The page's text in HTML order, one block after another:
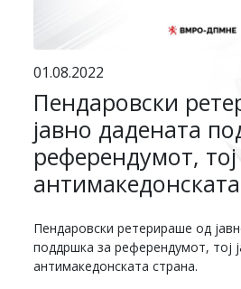
01.08.2022
Пендаровски
јавно дадената
референдумот, тој
Пендаровски ретерираше од
поддршка за референдумот, тој
антимакедонската страна.